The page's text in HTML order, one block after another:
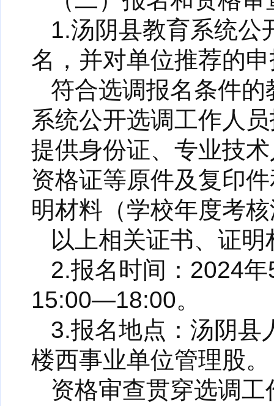
1.汤阴县教育系统公
名，并对单位推荐的
符合选调报名条件
系统公开选调工作人
提供身份证、专业技
资格证等原件及复印
明材料（学校年度考
以上相关证书、证
2.报名时间：2024
15:00—18:00。
3.报名地点：汤阴县
楼西事业单位管理股。
资格审查贯穿选调